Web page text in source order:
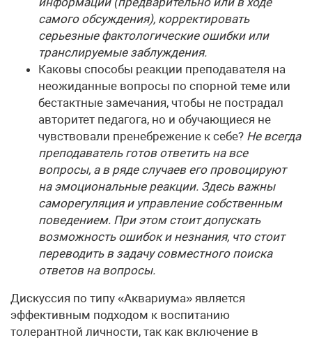
самого обсуждения), корректировать
серьезные фактологические ошибки или
транслируемые заблуждения.
Каковы способы реакции преподавателя на
неожиданные вопросы по спорной теме или
бестактные замечания, чтобы не пострадал
авторитет педагога, но и обучающиеся не
чувствовали пренебрежение к себе? Не всегда
преподаватель готов ответить на все
вопросы, а в ряде случаев его провоцируют
на эмоциональные реакции. Здесь важны
саморегуляция и управление собственным
поведением. При этом стоит допускать
возможность ошибок и незнания, что стоит
переводить в задачу совместного поиска
ответов на вопросы.
Дискуссия по типу «Аквариума» является
эффективным подходом к воспитанию
толерантной личности, так как включение в